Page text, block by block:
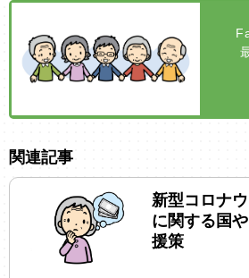
関連記事
新型コロナ
に関する国
援策